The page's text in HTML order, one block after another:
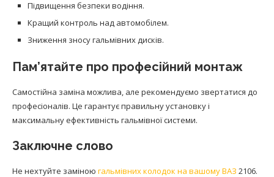
Підвищення безпеки водіння.
Кращий контроль над автомобілем.
Зниження зносу гальмівних дисків.
Пам’ятайте про професійний монтаж
Самостійна заміна можлива, але рекомендуємо звертатися до
професіоналів. Це гарантує правильну установку і
максимальну ефективність гальмівної системи.
Заключне слово
Не нехтуйте заміною гальмівних колодок на вашому ВАЗ 2106.